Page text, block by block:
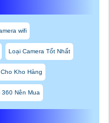
wifi
Loại Camera Tốt Nhất
Kho Hàng
360 Nên Mua